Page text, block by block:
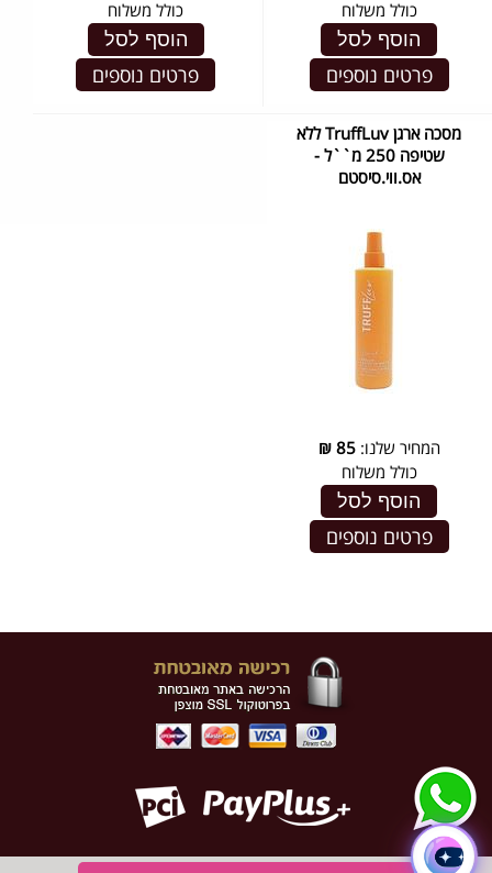
כולל משלוח
הוסף לסל
פרטים נוספים
כולל משלוח
הוסף לסל
פרטים נוספים
מסכה ארגן TruffLuv ללא
שטיפה 250 מ``ל -
אס.ווי.סיסטם
המחיר שלנו:85
₪
כולל משלוח
הוסף לסל
פרטים נוספים